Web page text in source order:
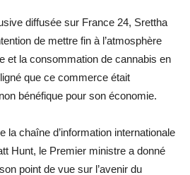
diffusée sur France 24, Srettha
de mettre fin à l’atmosphère
et la consommation de cannabis en
que ce commerce était
bénéfique pour son économie.
la chaîne d’information internationale
Hunt, le Premier ministre a donné
point de vue sur l’avenir du